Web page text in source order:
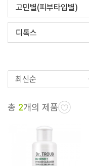
고민별(피부타입별)
디톡스
총 2개의 제품